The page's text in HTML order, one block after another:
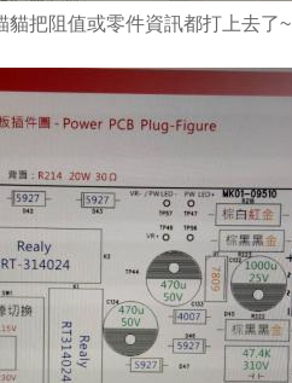
貓把阻值或零件資訊都打上去了~